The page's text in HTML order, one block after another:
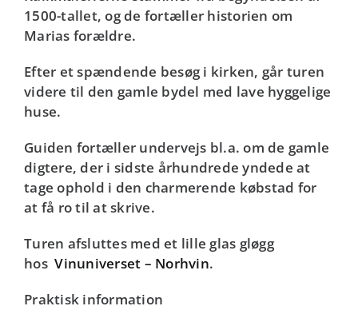
1500-tallet, og de fortæller historien om
Marias forældre.
Efter et spændende besøg i kirken, går turen
videre til den gamle bydel med lave hyggelige
huse.
Guiden fortæller undervejs bl.a. om de gamle
digtere, der i sidste århundrede yndede at
tage ophold i den charmerende købstad for
at få ro til at skrive.
Turen afsluttes med et lille glas gløgg
hos Vinuniverset – Norhvin.
Praktisk information